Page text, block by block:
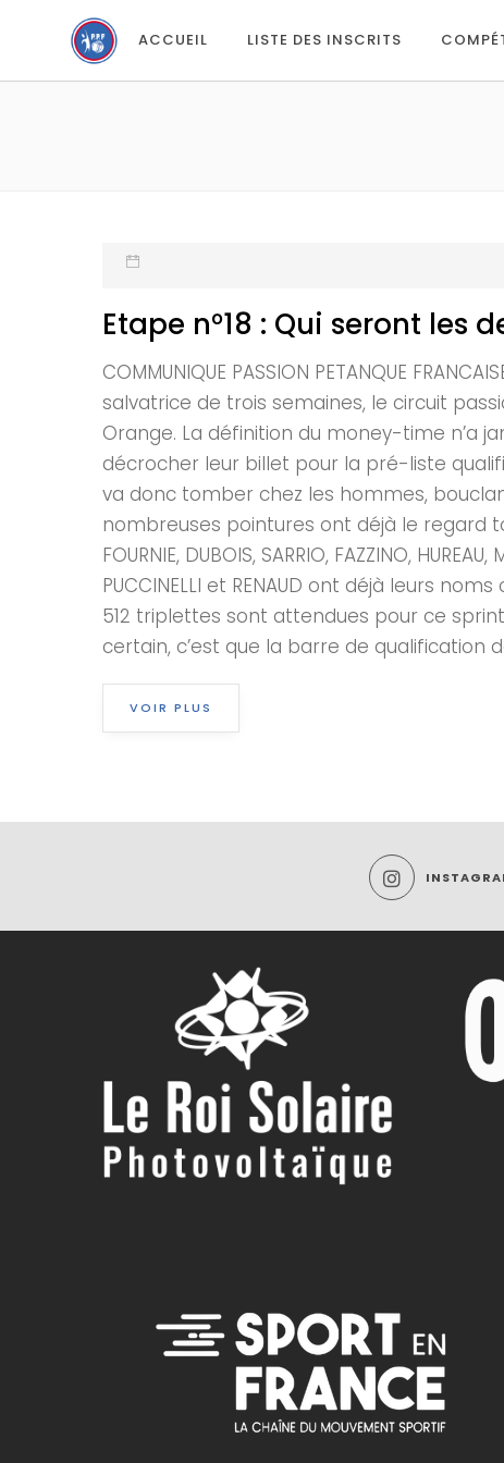
ACCUEIL LISTE DES INSCRITS
Etape n°18 : Qui seront les
COMMUNIQUE PASSION PETANQUE
salvatrice de trois semaines, le circuit
Orange. La définition du money-time n’a
décrocher leur billet pour la pré-liste
va donc tomber chez les hommes,
nombreuses pointures ont déjà le regard
FOURNIE, DUBOIS, SARRIO, FAZZINO,
PUCCINELLI et RENAUD ont déjà leurs
512 triplettes sont attendues pour ce
certain, c’est que la barre de qualification
VOIR PLUS